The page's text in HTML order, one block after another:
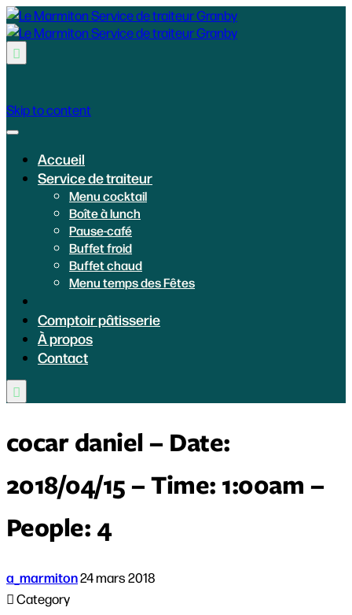

Skip to content
Accueil
Service de traiteur
Menu cocktail
Boîte à lunch
Pause-café
Buffet froid
Buffet chaud
Menu temps des Fêtes
Comptoir pâtisserie
À propos
Contact

cocar daniel – Date:
2018/04/15 – Time: 1:00am –
People: 4
a_marmiton24 mars 2018
Category